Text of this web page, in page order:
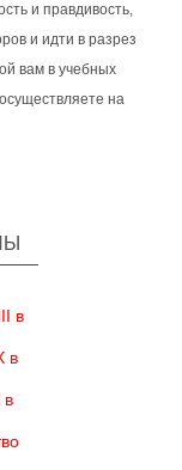
и правдивость,
и идти в разрез
вам в учебных
на
в
в
в